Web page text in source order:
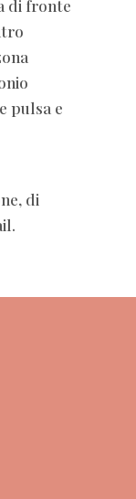
di fronte
pulsa e
di